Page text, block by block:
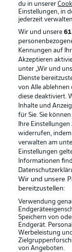
Rechtliche
Datenschutz
Broadcaster
Jobs
Partner
Liveticker
du in unserer
Einstellungen, in
jederzeit
Wir und unsere61
Kennungen auf
Akzeptieren
unter „Wir und
Dienste
von Alle
diese deaktiviert.
Inhalte und
für Sie. Sie
Ihre
widerrufen, indem
verwalten am
Einstellungen
Informationen
Wir und unsere
bereitzustellen:
Verwendung
Speichern von
Endgerät.
Werbeleistung
von Angeboten.